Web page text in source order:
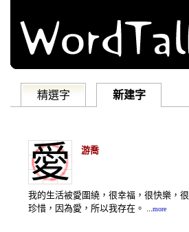
精選字 新建字
愛 游喬
我的生活被愛圍繞，很幸福，很快樂，很
珍惜，因為愛，所以我存在。 ...more